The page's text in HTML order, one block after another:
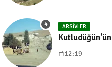
ARSIVLER
12:19